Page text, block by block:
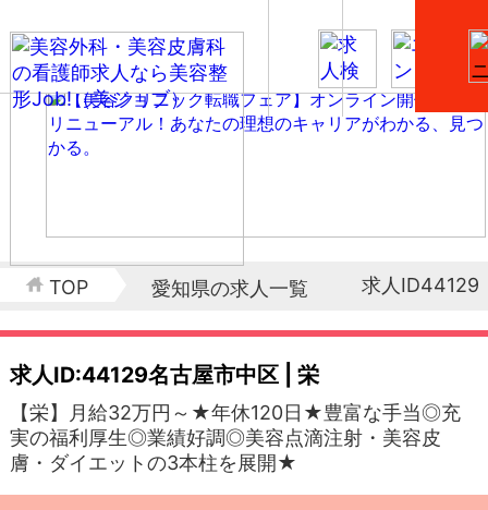
TOP 愛知県の求人一覧 求人ID44129
求人ID:44129名古屋市中区 | 栄
【栄】月給32万円～★年休120日★豊富な手当◎充
実の福利厚生◎業績好調◎美容点滴注射・美容皮
膚・ダイエットの3本柱を展開★